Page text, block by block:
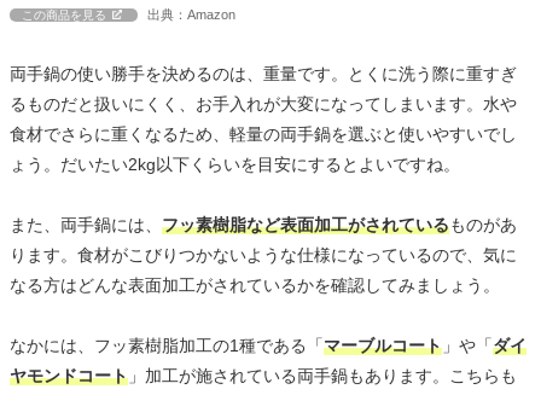
この商品を見る 出典：Amazon
両手鍋の使い勝手を決めるのは、重量です。とくに洗う際に重すぎ
るものだと扱いにくく、お手入れが大変になってしまいます。水や
食材でさらに重くなるため、軽量の両手鍋を選ぶと使いやすいでし
ょう。だいたい2kg以下くらいを目安にするとよいですね。
また、両手鍋には、 フッ素樹脂など表面加工がされているものがあ
ります。食材がこびりつかないような仕様になっているので、気に
なる方はどんな表面加工がされているかを確認してみましょう。
なかには、フッ素樹脂加工の1種である「マーブルコート 」や「ダイ
ヤモンドコート 」加工が施されている両手鍋もあります。こちらも